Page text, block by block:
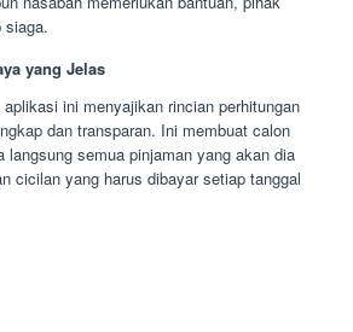
siaga.
yang Jelas
ini menyajikan rincian perhitungan
dan transparan. Ini membuat calon
langsung semua pinjaman yang akan dia
cicilan yang harus dibayar setiap tanggal